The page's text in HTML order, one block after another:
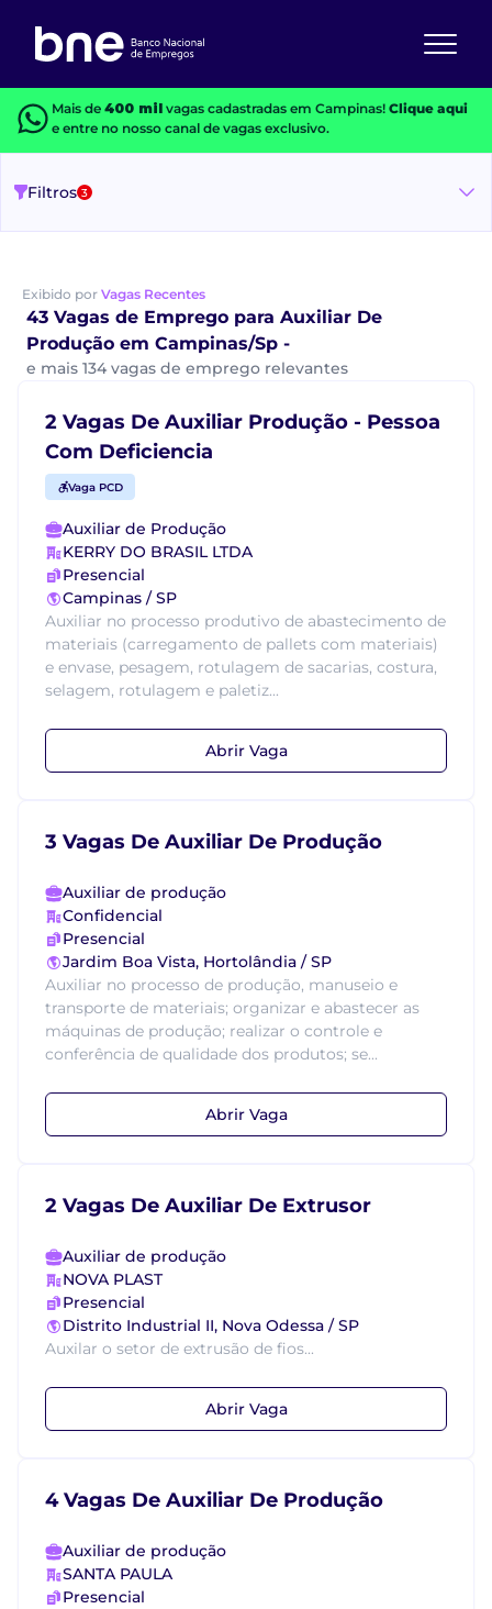
Mais de 400 milvagas cadastradas em Campinas! Clique aqui
e entre no nosso canal de vagas exclusivo.
Filtros 3
Exibido por Vagas Recentes
43 Vagas de Emprego para Auxiliar De
Produção em Campinas/Sp -
e mais 134 vagas de emprego relevantes
2 Vagas De Auxiliar Produção - Pessoa
Com Deficiencia
Vaga PCD
Auxiliar de Produção
KERRY DO BRASIL LTDA
Presencial
Campinas / SP
Auxiliar no processo produtivo de abastecimento de
materiais (carregamento de pallets com materiais)
e envase, pesagem, rotulagem de sacarias, costura,
selagem, rotulagem e paletiz...
Abrir Vaga
3 Vagas De Auxiliar De Produção
Auxiliar de produção
Confidencial
Presencial
Jardim Boa Vista, Hortolândia / SP
Auxiliar no processo de produção, manuseio e
transporte de materiais; organizar e abastecer as
máquinas de produção; realizar o controle e
conferência de qualidade dos produtos; se...
Abrir Vaga
2 Vagas De Auxiliar De Extrusor
Auxiliar de produção
NOVA PLAST
Presencial
Distrito Industrial II, Nova Odessa / SP
Auxilar o setor de extrusão de fios...
Abrir Vaga
4 Vagas De Auxiliar De Produção
Auxiliar de produção
SANTA PAULA
Presencial